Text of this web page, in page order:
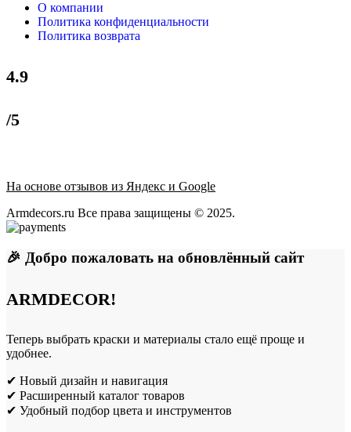
О компании
Политика конфиденциальности
Политика возврата
4.9
/5
На основе отзывов из Яндекс и Google
Armdecors.ru Все права защищены © 2025. ​
🎉 Добро пожаловать на обновлённый сайт
ARMDECOR!
Теперь выбрать краски и материалы стало ещё проще и
удобнее.
✔ Новый дизайн и навигация
✔ Расширенный каталог товаров
✔ Удобный подбор цвета и инструментов